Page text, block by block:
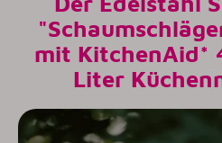
mit KitchenAid*
Liter